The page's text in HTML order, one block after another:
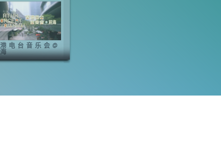
电台音乐会@